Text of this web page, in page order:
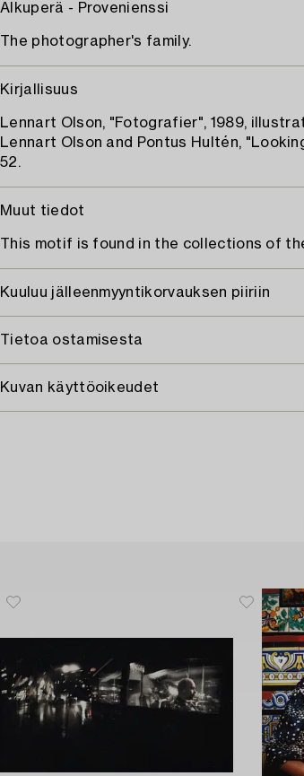
Alkuperä - Provenienssi
The photographer's family.
Kirjallisuus
Lennart Olson, "Fotografier", 1989,
Lennart Olson and Pontus Hultén,
52.
Muut tiedot
This motif is found in the collections of
Kuuluu jälleenmyyntikorvauksen piiriin
Tietoa ostamisesta
Kuvan käyttöoikeudet